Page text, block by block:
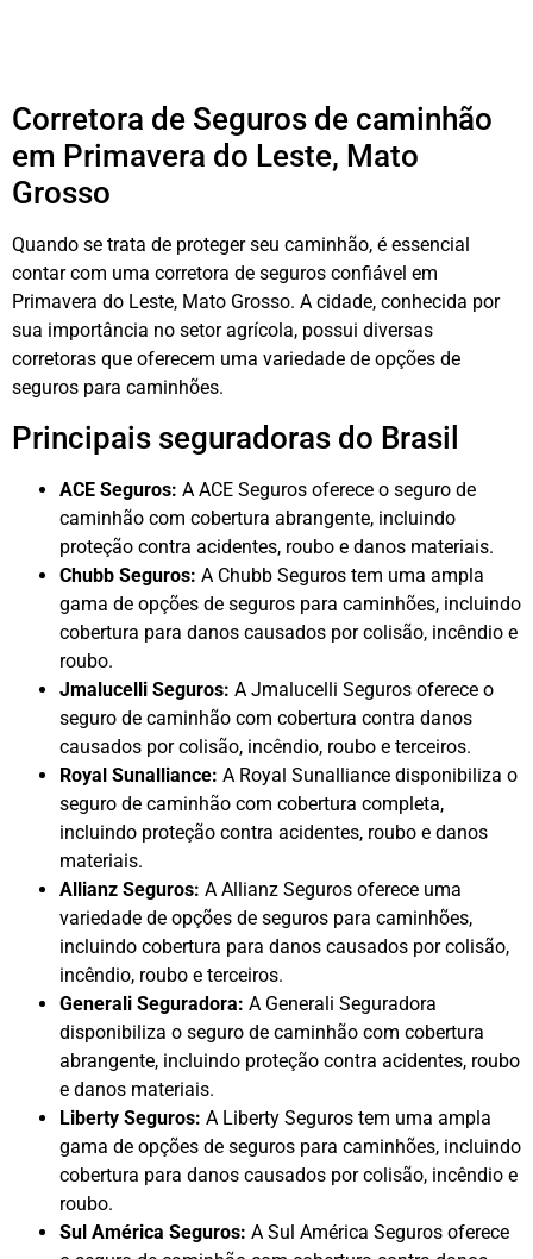
Corretora de Seguros de caminhão
em Primavera do Leste, Mato
Grosso
Quando se trata de proteger seu caminhão, é essencial
contar com uma corretora de seguros confiável em
Primavera do Leste, Mato Grosso. A cidade, conhecida por
sua importância no setor agrícola, possui diversas
corretoras que oferecem uma variedade de opções de
seguros para caminhões.
Principais seguradoras do Brasil
ACE Seguros: A ACE Seguros oferece o seguro de
caminhão com cobertura abrangente, incluindo
proteção contra acidentes, roubo e danos materiais.
Chubb Seguros: A Chubb Seguros tem uma ampla
gama de opções de seguros para caminhões, incluindo
cobertura para danos causados por colisão, incêndio e
roubo.
Jmalucelli Seguros: A Jmalucelli Seguros oferece o
seguro de caminhão com cobertura contra danos
causados por colisão, incêndio, roubo e terceiros.
Royal Sunalliance: A Royal Sunalliance disponibiliza o
seguro de caminhão com cobertura completa,
incluindo proteção contra acidentes, roubo e danos
materiais.
Allianz Seguros: A Allianz Seguros oferece uma
variedade de opções de seguros para caminhões,
incluindo cobertura para danos causados por colisão,
incêndio, roubo e terceiros.
Generali Seguradora: A Generali Seguradora
disponibiliza o seguro de caminhão com cobertura
abrangente, incluindo proteção contra acidentes, roubo
e danos materiais.
Liberty Seguros: A Liberty Seguros tem uma ampla
gama de opções de seguros para caminhões, incluindo
cobertura para danos causados por colisão, incêndio e
roubo.
Sul América Seguros: A Sul América Seguros oferece